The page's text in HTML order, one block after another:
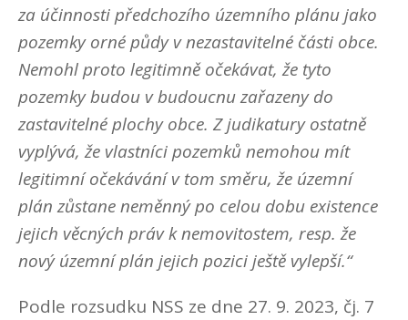
za účinnosti předchozího územního plánu jako
pozemky orné půdy v nezastavitelné části obce.
Nemohl proto legitimně očekávat, že tyto
pozemky budou v budoucnu zařazeny do
zastavitelné plochy obce. Z judikatury ostatně
vyplývá, že vlastníci pozemků nemohou mít
legitimní očekávání v tom směru, že územní
plán zůstane neměnný po celou dobu existence
jejich věcných práv k nemovitostem, resp. že
nový územní plán jejich pozici ještě vylepší.“
Podle rozsudku NSS ze dne 27. 9. 2023, čj. 7